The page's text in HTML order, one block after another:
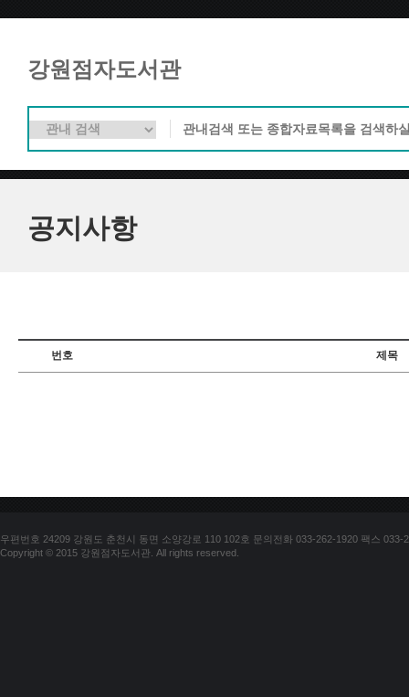
강원점자도서관
공지사항
번호 제목
우편번호 24209 강원도 춘천시 동면 소양강로 110 102호 문의전화 033-262-1920 팩스 033-
Copyright © 2015 강원점자도서관. All rights reserved.